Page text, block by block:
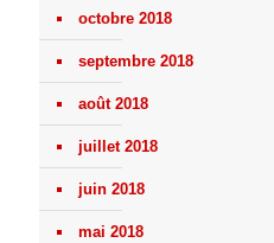
octobre 2018
septembre 2018
août 2018
juillet 2018
juin 2018
mai 2018